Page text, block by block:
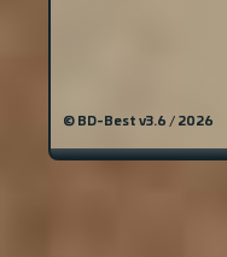
© BD-Best v3.6 / 2026